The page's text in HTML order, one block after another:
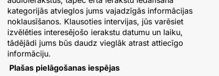
kategorijās atvieglos jums vajadzīgās informācijas
noklausīšanos. Klausoties intervijas, jūs varēsiet
izvēlēties interesējošo ierakstu datumu un laiku,
tādējādi jums būs daudz vieglāk atrast attiecīgo
informāciju.
Plašas pielāgošanas iespējas